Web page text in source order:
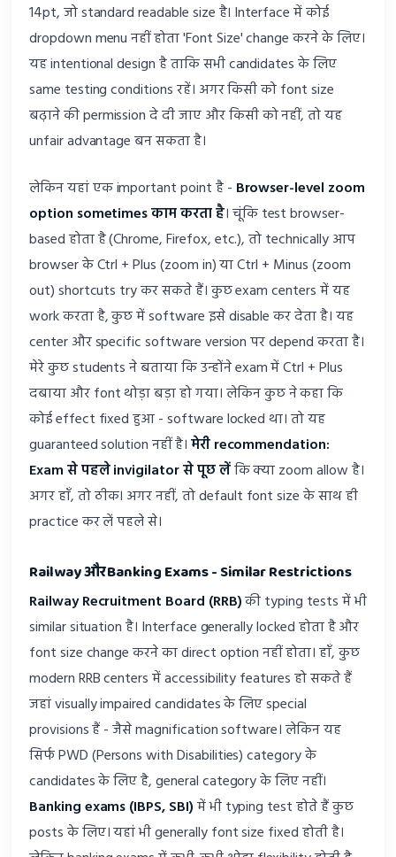
14pt, जो standard readable size है। Interface में कोई
dropdown menu नहीं होता 'Font Size' change करने के लिए।
यह intentional design है ताकि सभी candidates के लिए
same testing conditions रहें। अगर किसी को font size
बढ़ाने की permission दे दी जाए और किसी को नहीं, तो यह
unfair advantage बन सकता है।
लेकिन यहां एक important point है - Browser-level zoom
option sometimes काम करता है। चूंकि test browser-
based होता है (Chrome, Firefox, etc.), तो technically आप
browser के Ctrl + Plus (zoom in) या Ctrl + Minus (zoom
out) shortcuts try कर सकते हैं। कुछ exam centers में यह
work करता है, कुछ में software इसे disable कर देता है। यह
center और specific software version पर depend करता है।
मेरे कुछ students ने बताया कि उन्होंने exam में Ctrl + Plus
दबाया और font थोड़ा बड़ा हो गया। लेकिन कुछ ने कहा कि
कोई effect fixed हुआ - software locked था। तो यह
guaranteed solution नहीं है।मेरी recommendation:
Exam से पहले invigilator से पूछ लेंकि क्या zoom allow है।
अगर हाँ, तो ठीक। अगर नहीं, तो default font size के साथ ही
practice कर लें पहले से।
Railway और Banking Exams - Similar Restrictions
Railway Recruitment Board (RRB)की typing tests में भी
similar situation है। Interface generally locked होता है और
font size change करने का direct option नहीं होता। हाँ, कुछ
modern RRB centers में accessibility features हो सकते हैं
जहां visually impaired candidates के लिए special
provisions हैं - जैसे magnification software। लेकिन यह
सिर्फ PWD (Persons with Disabilities) category के
candidates के लिए है, general category के लिए नहीं।
Banking exams (IBPS, SBI)में भी typing test होते हैं कुछ
posts के लिए। यहां भी generally font size fixed होती है।